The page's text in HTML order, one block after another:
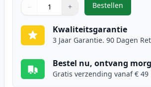
Gebruik de knoppen om aan te passen
− +
1
Bestellen
,5 stuks
Kwaliteitsgarantie
3 Jaar Garantie. 90 Dagen
Bestel nu, ontvang
Gratis verzending vanaf € 49